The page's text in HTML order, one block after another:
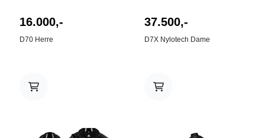
16.000,-
D70 Herre
37.500,-
D7X Nylotech Dame